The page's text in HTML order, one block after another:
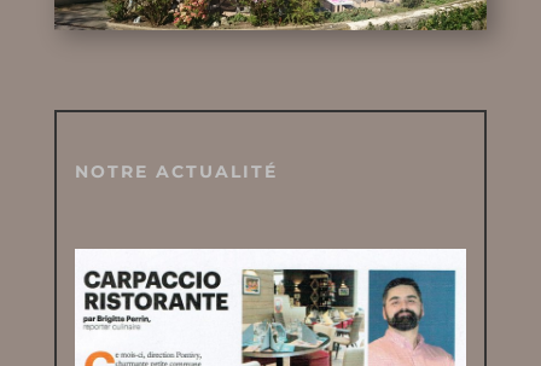
NOTRE ACTUALITÉ